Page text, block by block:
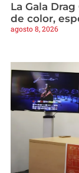
La Gala
de color,
agosto 8, 2026